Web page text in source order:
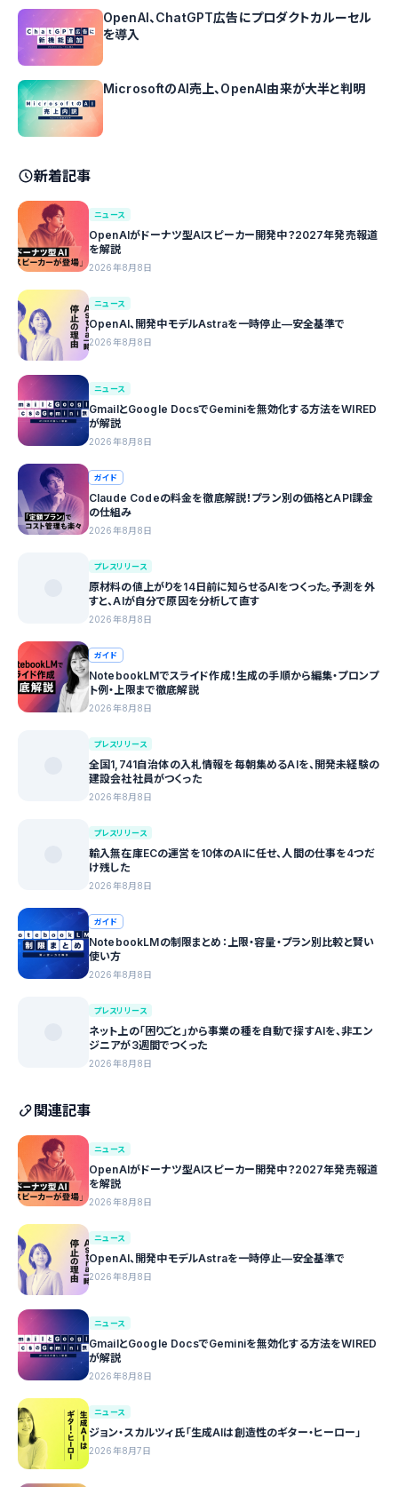
OpenAI、ChatGPT広告にプロダクトカルーセル
を導入
MicrosoftのAI売上、OpenAI由来が大半と判明
新着記事
ニュース
OpenAIがドーナツ型AIスピーカー開発中？2027年発売報道
を解説
2026年8月8日
ニュース
OpenAI、開発中モデルAstraを一時停止—安全基準で
2026年8月8日
ニュース
GmailとGoogle DocsでGeminiを無効化する方法をWIRED
が解説
2026年8月8日
ガイド
Claude Codeの料金を徹底解説！プラン別の価格とAPI課金
の仕組み
2026年8月8日
プレスリリース
原材料の値上がりを14日前に知らせるAIをつくった。予測を外
すと、AIが自分で原因を分析して直す
2026年8月8日
ガイド
NotebookLMでスライド作成！生成の手順から編集・プロンプ
ト例・上限まで徹底解説
2026年8月8日
プレスリリース
全国1,741自治体の入札情報を毎朝集めるAIを、開発未経験の
建設会社社員がつくった
2026年8月8日
プレスリリース
輸入無在庫ECの運営を10体のAIに任せ、人間の仕事を4つだ
け残した
2026年8月8日
ガイド
NotebookLMの制限まとめ：上限・容量・プラン別比較と賢い
使い方
2026年8月8日
プレスリリース
ネット上の「困りごと」から事業の種を自動で探すAIを、非エン
ジニアが3週間でつくった
2026年8月8日
関連記事
ニュース
OpenAIがドーナツ型AIスピーカー開発中？2027年発売報道
を解説
2026年8月8日
ニュース
OpenAI、開発中モデルAstraを一時停止—安全基準で
2026年8月8日
ニュース
GmailとGoogle DocsでGeminiを無効化する方法をWIRED
が解説
2026年8月8日
ニュース
ジョン・スカルツィ氏「生成AIは創造性のギター・ヒーロー」
2026年8月7日